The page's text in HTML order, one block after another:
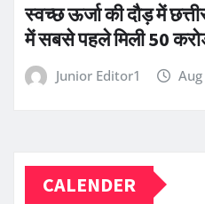
स्वच्छ ऊर्जा की दौड़ में
में सबसे पहले मिली 50
Junior Editor1
CALENDER